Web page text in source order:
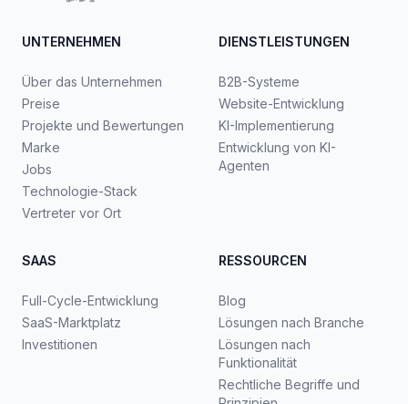
UNTERNEHMEN
Über das Unternehmen
Preise
Projekte und Bewertungen
Marke
Jobs
Technologie-Stack
Vertreter vor Ort
DIENSTLEISTUNGEN
B2B-Systeme
Website-Entwicklung
KI-Implementierung
Entwicklung von KI-
Agenten
SAAS
Full-Cycle-Entwicklung
SaaS-Marktplatz
Investitionen
RESSOURCEN
Blog
Lösungen nach Branche
Lösungen nach
Funktionalität
Rechtliche Begriffe und